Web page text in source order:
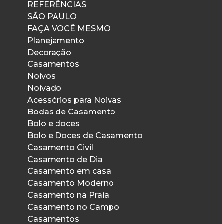
REFERÊNCIAS
SÃO PAULO
FAÇA VOCÊ MESMO
Planejamento
Decoração
Casamentos
Noivos
Noivado
Acessórios para Noivas
Bodas de Casamento
Bolo e doces
Bolo e Doces de Casamento
Casamento Civil
Casamento de Dia
Casamento em casa
Casamento Moderno
Casamento na Praia
Casamento no Campo
Casamentos